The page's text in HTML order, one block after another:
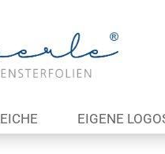
Lieferland
EIGENE